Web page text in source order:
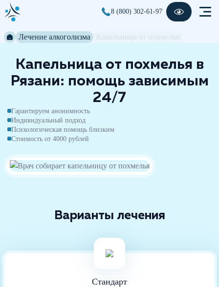
8 (800) 302-61-97
Лечение алкоголизма
Капельница от похмелья в
Рязани: помощь зависимым
24/7
Гарантируем анонимность
Индивидуальный подход
Психологическая помощь близким
Стоимость от 4000 рублей
Варианты лечения
Cтандарт